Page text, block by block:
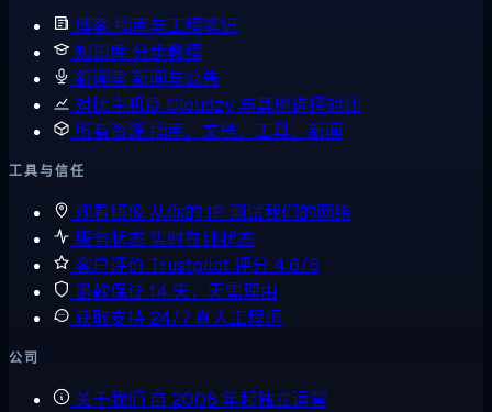
博客指南与工程笔记
知识库 分步教程
新闻室 新闻与公告
对比主机商 Cloudzy 与其他选择对比
所有资源指南、文档、工具、新闻
工具与信任
观看镜像 从你的 IP 测试我们的网络
服务状态 实时在线状态
客户评价 Trustpilot 评分 4.6/5
退款保证 14 天，无需理由
获取支持 24/7 真人工程师
公司
关于我们 自 2008 年起独立运营